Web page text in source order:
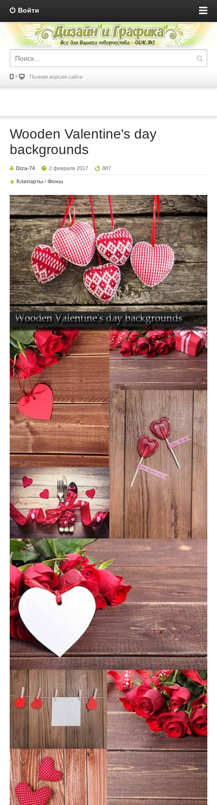
Войти
Полная версия сайта
Wooden Valentine's day
backgrounds
Diza-74 2 февраля 2017 887
Клипарты / Фоны